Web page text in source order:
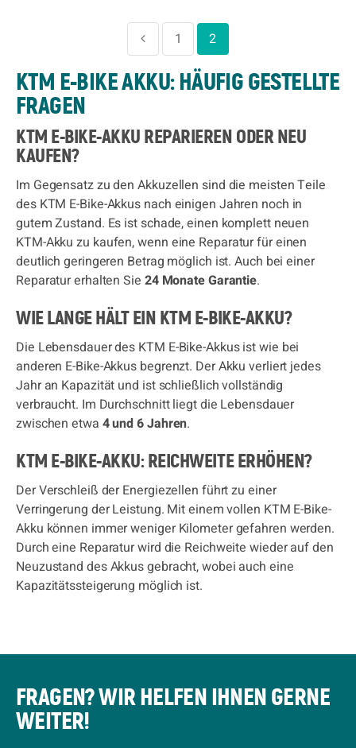
1 2
KTM E-BIKE AKKU: HÄUFIG GESTELLTE
FRAGEN
KTM E-BIKE-AKKU REPARIEREN ODER NEU
KAUFEN?
Im Gegensatz zu den Akkuzellen sind die meisten Teile
des KTM E-Bike-Akkus nach einigen Jahren noch in
gutem Zustand. Es ist schade, einen komplett neuen
KTM-Akku zu kaufen, wenn eine Reparatur für einen
deutlich geringeren Betrag möglich ist. Auch bei einer
Reparatur erhalten Sie 24 Monate Garantie.
WIE LANGE HÄLT EIN KTM E-BIKE-AKKU?
Die Lebensdauer des KTM E-Bike-Akkus ist wie bei
anderen E-Bike-Akkus begrenzt. Der Akku verliert jedes
Jahr an Kapazität und ist schließlich vollständig
verbraucht. Im Durchschnitt liegt die Lebensdauer
zwischen etwa 4 und 6 Jahren.
KTM E-BIKE-AKKU: REICHWEITE ERHÖHEN?
Der Verschleiß der Energiezellen führt zu einer
Verringerung der Leistung. Mit einem vollen KTM E-Bike-
Akku können immer weniger Kilometer gefahren werden.
Durch eine Reparatur wird die Reichweite wieder auf den
Neuzustand des Akkus gebracht, wobei auch eine
Kapazitätssteigerung möglich ist.
FRAGEN? WIR HELFEN IHNEN GERNE
WEITER!